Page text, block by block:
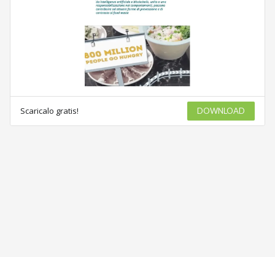
Scaricalo gratis! DOWNLOAD